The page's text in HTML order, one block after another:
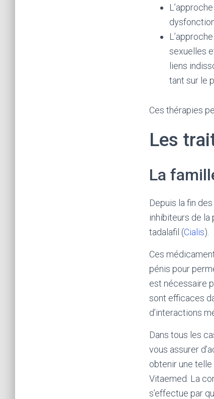
sexuelles
liens
tant sur le
Ces thérapies
Les
La
Depuis la fin
inhibiteurs de
tadalafil (Cialis).
Ces
pénis pour
est nécessaire
sont efficaces
d’interactions
Dans tous les
vous assurer
obtenir une
Vitaemed. La
s’effectue par